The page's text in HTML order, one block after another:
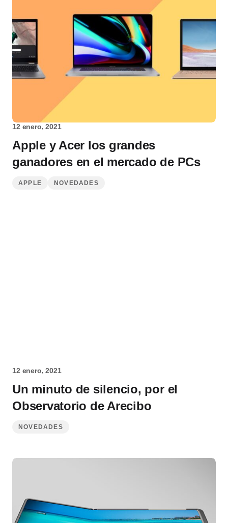
12 enero, 2021
Apple y Acer los grandes
ganadores en el mercado de PCs
APPLE NOVEDADES
12 enero, 2021
Un minuto de silencio, por el
Observatorio de Arecibo
NOVEDADES